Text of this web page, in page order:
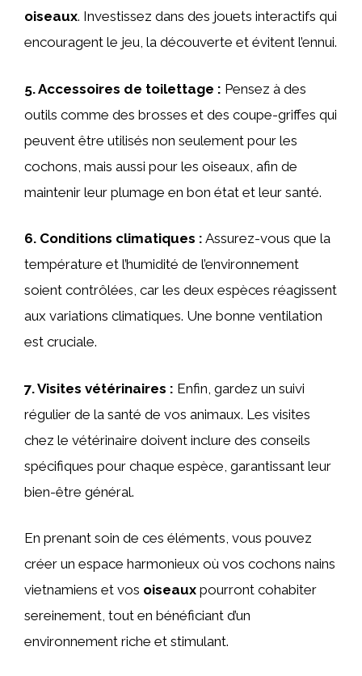
oiseaux. Investissez dans des jouets interactifs qui
encouragent le jeu, la découverte et évitent l’ennui.
5.Accessoires de toilettage : Pensez à des
outils comme des brosses et des coupe-griffes qui
peuvent être utilisés non seulement pour les
cochons, mais aussi pour les oiseaux, afin de
maintenir leur plumage en bon état et leur santé.
6. Conditions climatiques : Assurez-vous que la
température et l’humidité de l’environnement
soient contrôlées, car les deux espèces réagissent
aux variations climatiques. Une bonne ventilation
est cruciale.
7.Visites vétérinaires : Enfin, gardez un suivi
régulier de la santé de vos animaux. Les visites
chez le vétérinaire doivent inclure des conseils
spécifiques pour chaque espèce, garantissant leur
bien-être général.
En prenant soin de ces éléments, vous pouvez
créer un espace harmonieux où vos cochons nains
vietnamiens et vos oiseaux pourront cohabiter
sereinement, tout en bénéficiant d’un
environnement riche et stimulant.